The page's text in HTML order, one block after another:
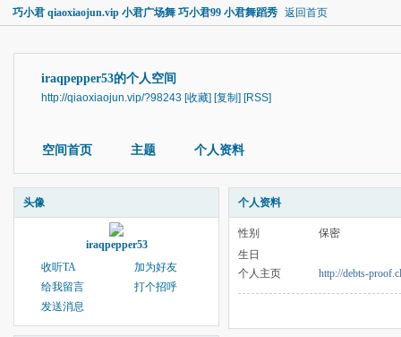
巧小君 qiaoxiaojun.vip 小君广场舞 巧小君99 小君舞蹈秀 返回首页
iraqpepper53的个人空间
http://qiaoxiaojun.vip/?98243 [收藏] [复制] [RSS]
空间首页 主题 个人资料
头像
iraqpepper53
收听TA
加为好友
给我留言
打个招呼
发送消息
个人资料
性别
保密
生日
个人主页
http://debts-